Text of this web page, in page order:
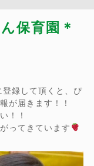
保育園＊
録して頂くと、ぴ
が届きます！！
！！
ってきています